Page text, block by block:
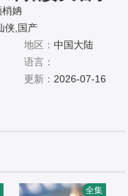
梢姌
侠,国产
地区： 中国大陆
语言：
更新： 2026-07-16
全集